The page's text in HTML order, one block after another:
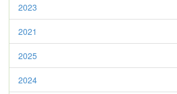
2023
2021
2025
2024